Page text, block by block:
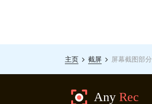
主页 截屏 屏幕截图部分